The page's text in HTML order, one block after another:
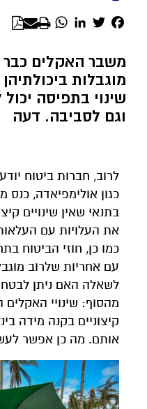
Facebook
Twitter
LinkedIn
WhatsApp
משבר האקלים כבר
מוגבלות
שינוי בתפיסה
וגם לסביבה. דעה
לרוב, חברות ביטוח
כגון אולימפיאדה, כנס
בתנאי שאין שינויים
את העלויות עם
כמו כן, חוזי הביטוח
עם אחריות שלרוב
לשאלה האם ניתן לבטח
מהסוף: שינויי האקלים
קיצוניים בקנה מידה
אותם. מה כן אפשר